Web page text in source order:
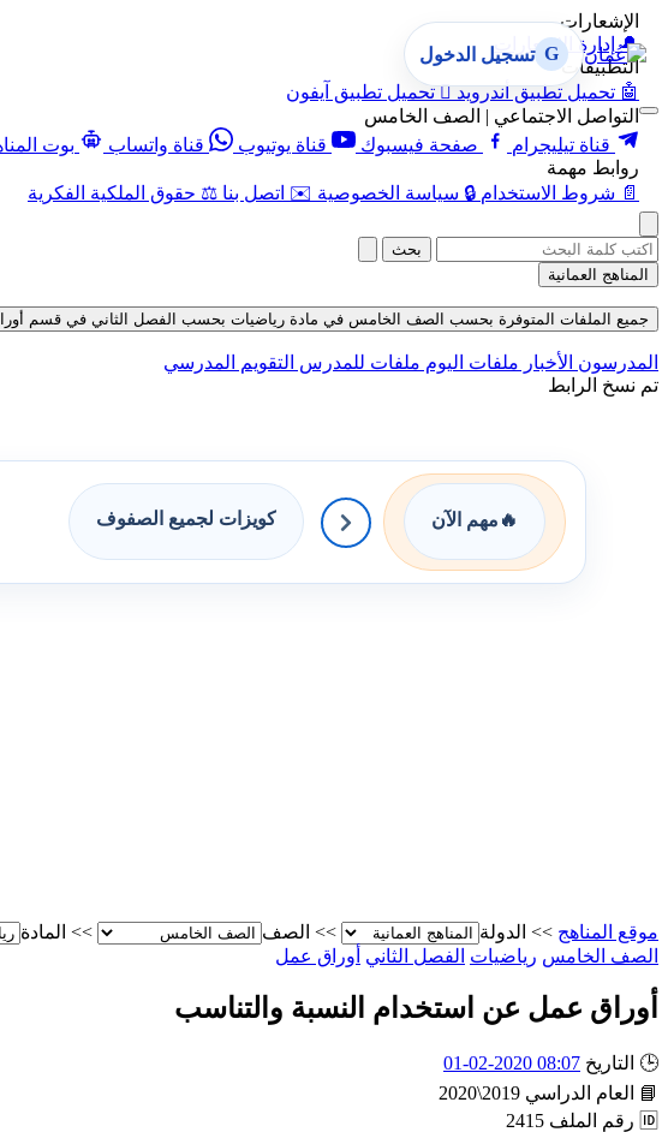
الإشعارات
🔔 إدارة الإشعارات
التطبيقات
🤖 تحميل تطبيق أندرويد  تحميل تطبيق آيفون
التواصل الاجتماعي | الصف الخامس
قناة تيليجرام
صفحة فيسبوك قناة يوتيوب قناة واتساب
بوت
روابط مهمة
📄 شروط الاستخدام 🔒 سياسة الخصوصية ✉️ اتصل بنا ⚖️ حقوق الملكية الفكرية
G تسجيل الدخول
بحث
المناهج العمانية
جميع الملفات المتوفرة بحسب الصف الخامس في مادة رياضيات بحسب الفصل الثاني في قسم أوراق عمل
المدرسون الأخبار ملفات اليوم ملفات للمدرس التقويم المدرسي
تم نسخ الرابط
🔥 مهم الآن كويزات لجميع الصفوف
موقع المناهج >> الدولة >> الصف >> المادة
الصف الخامس رياضيات الفصل الثاني أوراق عمل
أوراق عمل عن استخدام النسبة والتناسب
🕒 التاريخ 08:07 2020-02-01
📘
العام الدراسي 2019\2020
🆔 رقم الملف 2415